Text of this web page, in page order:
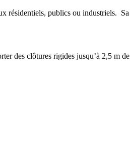
résidentiels, publics ou industriels. Sa
des clôtures rigides jusqu’à 2,5 m